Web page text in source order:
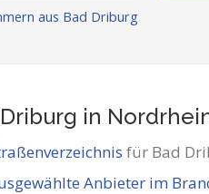
aus Bad Driburg
in
für Bad
Anbieter im